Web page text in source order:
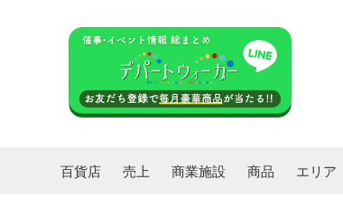
百貨店 売上 商業施設 商品 エリア